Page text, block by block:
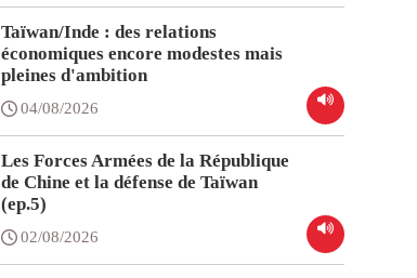
Taïwan/Inde : des relations
économiques encore modestes mais
pleines d'ambition
04/08/2026
Les Forces Armées de la République
de Chine et la défense de Taïwan
(ep.5)
02/08/2026